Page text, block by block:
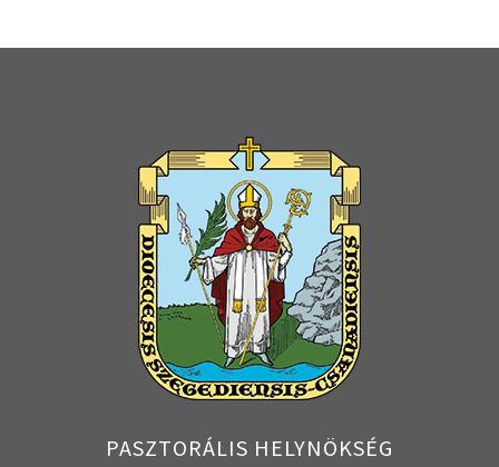
PASZTORÁLIS HELYNÖKSÉG